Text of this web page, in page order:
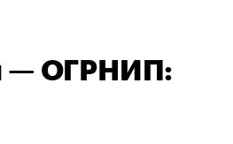
— ОГРНИП: